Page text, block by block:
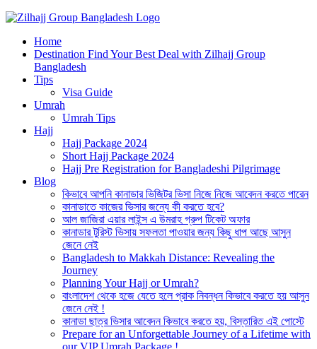
জিলহজ্জ গ্রুপ বাংলাদেশ
Best Hajj Umrah Travel Tour Agent in Bangladesh
Home
Destination Find Your Best Deal with Zilhajj Group
Bangladesh
Tips
Visa Guide
Umrah
Umrah Tips
Hajj
Hajj Package 2024
Short Hajj Package 2024
Hajj Pre Registration for Bangladeshi Pilgrimage
Blog
কিভাবে আপনি কানাডার ভিজিটর ভিসা নিজে নিজে আবেদন করতে পারেন
কানাডাতে কাজের ভিসার জন্যে কী করতে হবে?
আল জাজিরা এয়ার লাইন্স এ উমরাহ গ্রুপ টিকেট অফার
কানাডার টুরিস্ট ভিসায় সফলতা পাওয়ার জন্য কিছু ধাপ আছে আসুন
জেনে নেই
Bangladesh to Makkah Distance: Revealing the
Journey
Planning Your Hajj or Umrah?
বাংলাদেশ থেকে হজে যেতে হলে প্রাক নিবন্ধন কিভাবে করতে হয় আসুন
জেনে নেই !
কানাডা ছাত্র ভিসার আবেদন কিভাবে করতে হয়, বিস্তারিত এই পোস্টে
Prepare for an Unforgettable Journey of a Lifetime with
our VIP Umrah Package !